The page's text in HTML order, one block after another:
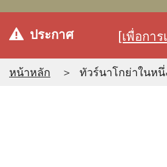
ประกาศ [เพื่อกา
หน้าหลัก ทัวร์นาโกย่าในหนึ่